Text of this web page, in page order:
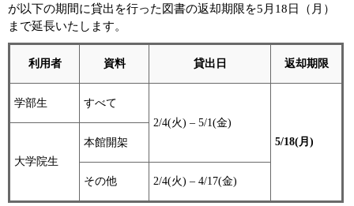
が以下の期間に貸出を行った図書の返却期限を5月18日（月）
まで延長いたします。
利用者 資料 貸出日 返却期限
学部生
すべて
2/4(火) – 5/1(金)
5/18(月)
大学院生
本館開架
その他 2/4(火) – 4/17(金)